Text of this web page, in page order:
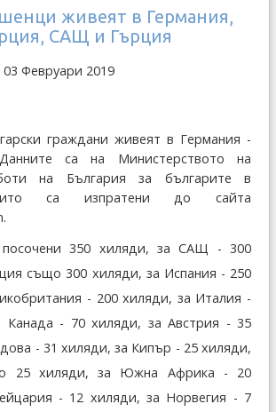
живеят в Германия,
САЩ и Гърция
03 Февруари 2019
граждани живеят в Германия -
са на Министерството на
на България за българите в
са изпратени до сайта
350 хиляди, за САЩ - 300
също 300 хиляди, за Испания - 250
- 200 хиляди, за Италия -
Канада - 70 хиляди, за Австрия - 35
- 31 хиляди, за Кипър - 25 хиляди,
25 хиляди, за Южна Африка - 20
- 12 хиляди, за Норвегия - 7